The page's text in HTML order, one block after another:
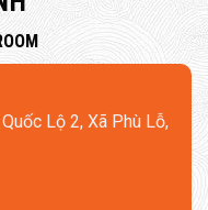
Lộ 2, Xã Phù Lỗ,